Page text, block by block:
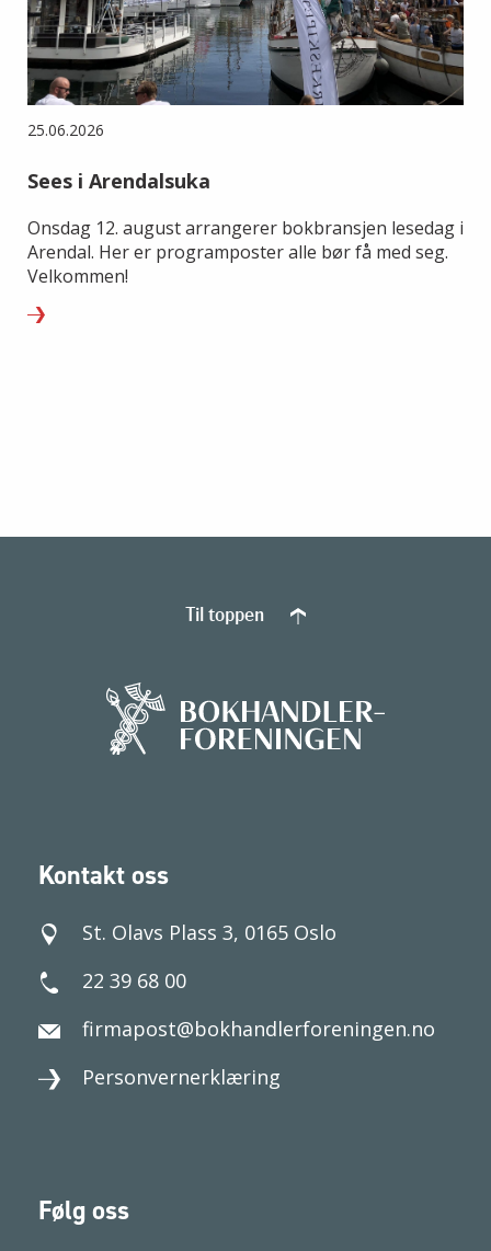
25.06.2026
Sees i Arendalsuka
Onsdag 12. august arrangerer bokbransjen lesedag i
Arendal. Her er programposter alle bør få med seg.
Velkommen!
Kontakt oss
St. Olavs Plass 3, 0165 Oslo
22 39 68 00
firmapost@bokhandlerforeningen.no
Personvernerklæring
Følg oss
Til toppen